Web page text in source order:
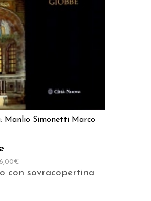
AGGIUNGI AL CARRELLO
Manlio Simonetti Marco
€
con sovracopertina